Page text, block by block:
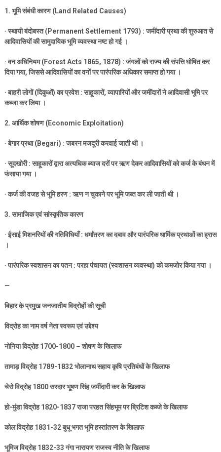
1. भूमि संबंधी कारण (Land Related Causes)
·स्थायी बंदोबस्त (Permanent Settlement 1793) :जमींदारी प्रथा की शुरुआत से
आदिवासियों की सामुदायिक भूमि व्यवस्था नष्ट हो गई ।
·वन अधिनियम (Forest Acts 1865, 1878) :जंगलों को राज्य की संपत्ति घोषित कर
दिया गया,जिससे आदिवासियों का वनों पर पारंपरिक अधिकार समाप्त हो गया ।
·बाहरी लोगों (दिकुओं) का प्रवेश : साहूकारों,व्यापारियों और जमींदारों ने आदिवासी भूमि पर
कब्जा कर लिया ।
2. आर्थिक शोषण (Economic Exploitation)
·बेगार प्रथा (Begari) :जबरन मजदूरी करवाई जाती थी ।
·सूदखोरी : साहूकारों द्वारा अत्यधिक ब्याज दरों पर ऋण देकर आदिवासियों को कर्ज के बंधन में
फंसाया गया ।
·कर्ज की वजह से भूमि हरण : ऋण न चुकाने पर भूमि जब्त कर ली जाती थी ।
3.सामाजिक एवं सांस्कृतिक कारण
·ईसाई मिशनरियों की गतिविधियाँ : धर्मांतरण का दबाव और पारंपरिक धार्मिक प्रथाओं का ह्रास
।
·पारंपरिक स्वशासन का पतन : परहा पंचायत (स्वशासन व्यवस्था) को कमजोर किया गया ।
—
बिहार के प्रमुख जनजातीय विद्रोहों की सूची
विद्रोह का नाम वर्ष नेता स्वरूप एवं उद्देश्य
नोनिया विद्रोह1700-1800 –शोषण के खिलाफ
तामाड़ विद्रोह1789-1832भोलानाथ सहाय कृषि प्रतिबंधों के खिलाफ
चेरो विद्रोह1800सरदार भूषण सिंह जमींदारी कर के खिलाफ
हो-मुंडा विद्रोह1820-1837राजा परहत सिंहभूम पर ब्रिटिश कब्जे के खिलाफ
कोल विद्रोह1831-32बुधू भगत भूमि हस्तांतरण के खिलाफ
भूमिज विद्रोह1832-33गंगा नारायण राजस्व नीति के खिलाफ